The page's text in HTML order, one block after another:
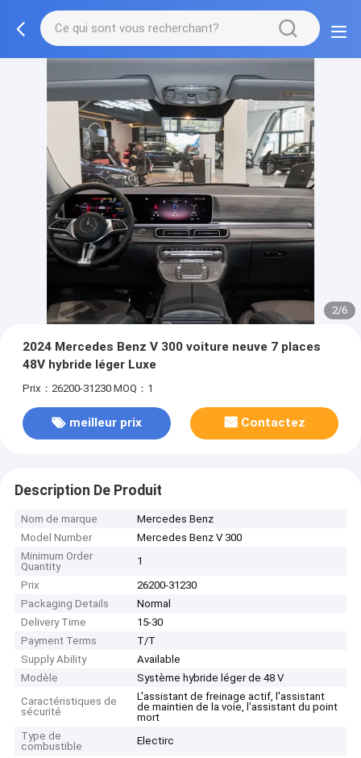
2/6
2024 Mercedes Benz V 300 voiture neuve 7 places
48V hybride léger Luxe
Prix：26200-31230 MOQ：1
meilleur prix Contactez
Description De Produit
Nom de marque
Mercedes Benz
Model Number
Mercedes Benz V 300
Minimum Order
Quantity
1
Prix
26200-31230
Packaging Details
Normal
Delivery Time
15-30
Payment Terms
T/T
Supply Ability
Available
Modèle
Système hybride léger de 48 V
Caractéristiques de
sécurité
L'assistant de freinage actif, l'assistant
de maintien de la voie, l'assistant du point
mort
Type de
combustible
Electirc